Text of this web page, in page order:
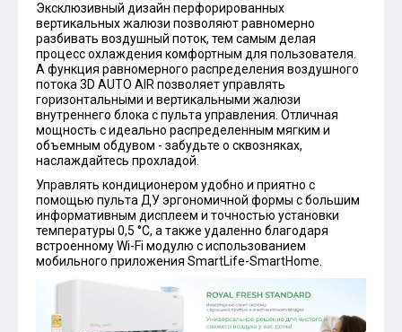
Эксклюзивный дизайн перфорированных
вертикальных жалюзи позволяют равномерно
разбивать воздушный поток, тем самым делая
процесс охлаждения комфортным для пользователя.
А функция равномерного распределения воздушного
потока 3D AUTO AIR позволяет управлять
горизонтальными и вертикальными жалюзи
внутреннего блока с пульта управления. Отличная
мощность с идеально распределенным мягким и
объемным обдувом - забудьте о сквозняках,
наслаждайтесь прохладой.
Управлять кондиционером удобно и приятно с
помощью пульта ДУ эргономичной формы с большим
информативным дисплеем и точностью установки
температуры 0,5 °С, а также удаленно благодаря
встроенному Wi-Fi модулю с использованием
мобильного приложения SmartLife-SmartHome.